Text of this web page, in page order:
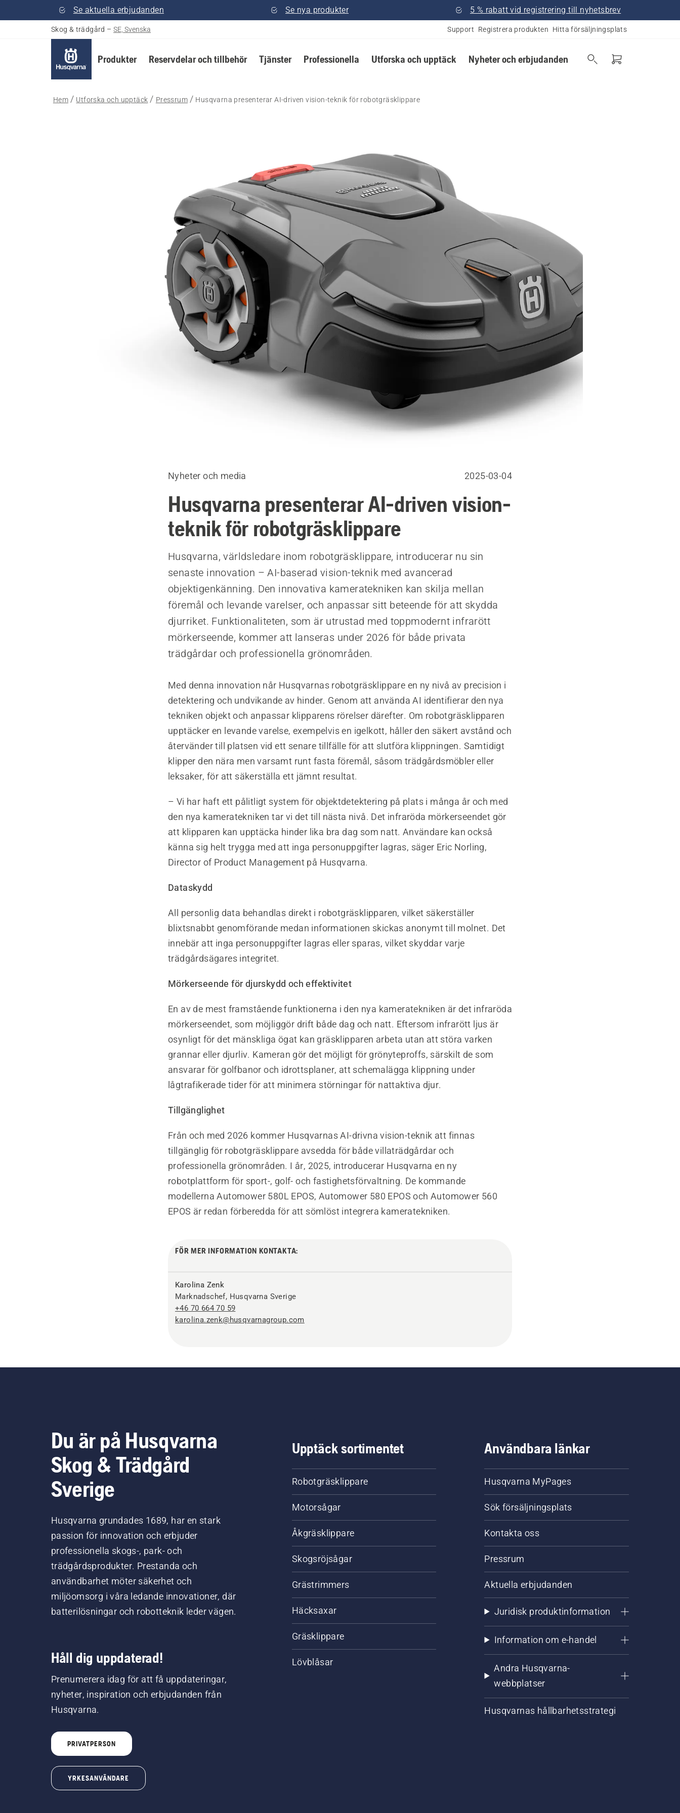
Se aktuella erbjudanden Se nya produkter 5 % rabatt vid registrering till nyhetsbrev
Skog & trädgård – SE, Svenska Support Registrera produkten Hitta försäljningsplats
Produkter Reservdelar och tillbehör Tjänster Professionella Utforska och upptäck Nyheter och erbjudanden
Hem Utforska och upptäck Pressrum Husqvarna presenterar AI-driven vision-teknik för robotgräsklippare
Nyheter och media 2025-03-04
Husqvarna presenterar AI-driven vision-
teknik för robotgräsklippare
Husqvarna, världsledare inom robotgräsklippare, introducerar nu sin
senaste innovation – AI-baserad vision-teknik med avancerad
objektigenkänning. Den innovativa kameratekniken kan skilja mellan
föremål och levande varelser, och anpassar sitt beteende för att skydda
djurriket. Funktionaliteten, som är utrustad med toppmodernt infrarött
mörkerseende, kommer att lanseras under 2026 för både privata
trädgårdar och professionella grönområden.
Med denna innovation når Husqvarnas robotgräsklippare en ny nivå av precision i
detektering och undvikande av hinder. Genom att använda AI identifierar den nya
tekniken objekt och anpassar klipparens rörelser därefter. Om robotgräsklipparen
upptäcker en levande varelse, exempelvis en igelkott, håller den säkert avstånd och
återvänder till platsen vid ett senare tillfälle för att slutföra klippningen. Samtidigt
klipper den nära men varsamt runt fasta föremål, såsom trädgårdsmöbler eller
leksaker, för att säkerställa ett jämnt resultat.
– Vi har haft ett pålitligt system för objektdetektering på plats i många år och med
den nya kameratekniken tar vi det till nästa nivå. Det infraröda mörkerseendet gör
att klipparen kan upptäcka hinder lika bra dag som natt. Användare kan också
känna sig helt trygga med att inga personuppgifter lagras, säger Eric Norling,
Director of Product Management på Husqvarna.
Dataskydd
All personlig data behandlas direkt i robotgräsklipparen, vilket säkerställer
blixtsnabbt genomförande medan informationen skickas anonymt till molnet. Det
innebär att inga personuppgifter lagras eller sparas, vilket skyddar varje
trädgårdsägares integritet.
Mörkerseende för djurskydd och effektivitet
En av de mest framstående funktionerna i den nya kameratekniken är det infraröda
mörkerseendet, som möjliggör drift både dag och natt. Eftersom infrarött ljus är
osynligt för det mänskliga ögat kan gräsklipparen arbeta utan att störa varken
grannar eller djurliv. Kameran gör det möjligt för grönyteproffs, särskilt de som
ansvarar för golfbanor och idrottsplaner, att schemalägga klippning under
lågtrafikerade tider för att minimera störningar för nattaktiva djur.
Tillgänglighet
Från och med 2026 kommer Husqvarnas AI-drivna vision-teknik att finnas
tillgänglig för robotgräsklippare avsedda för både villaträdgårdar och
professionella grönområden. I år, 2025, introducerar Husqvarna en ny
robotplattform för sport-, golf- och fastighetsförvaltning. De kommande
modellerna Automower 580L EPOS, Automower 580 EPOS och Automower 560
EPOS är redan förberedda för att sömlöst integrera kameratekniken.
FÖR MER INFORMATION KONTAKTA:
Karolina Zenk
Marknadschef, Husqvarna Sverige
+46 70 664 70 59
karolina.zenk@husqvarnagroup.com
Du är på Husqvarna
Skog & Trädgård
Sverige
Husqvarna grundades 1689, har en stark
passion för innovation och erbjuder
professionella skogs-, park- och
trädgårdsprodukter. Prestanda och
användbarhet möter säkerhet och
miljöomsorg i våra ledande innovationer, där
batterilösningar och robotteknik leder vägen.
Håll dig uppdaterad!
Prenumerera idag för att få uppdateringar,
nyheter, inspiration och erbjudanden från
Husqvarna.
PRIVATPERSON
YRKESANVÄNDARE
Upptäck sortimentet
Robotgräsklippare
Motorsågar
Åkgräsklippare
Skogsröjsågar
Grästrimmers
Häcksaxar
Gräsklippare
Lövblåsar
Användbara länkar
Husqvarna MyPages
Sök försäljningsplats
Kontakta oss
Pressrum
Aktuella erbjudanden
Juridisk produktinformation
Information om e-handel
Andra Husqvarna-
webbplatser
Husqvarnas hållbarhetsstrategi